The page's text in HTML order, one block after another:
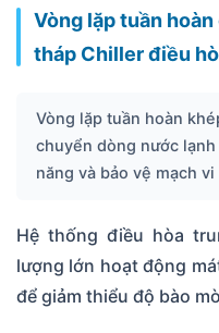
Vòng lặp tuần
tháp Chiller điều
Vòng lặp tuần hoàn
chuyển dòng nước
năng và bảo vệ mạch
Hệ thống điều hòa
lượng lớn hoạt động
để giảm thiểu độ bào